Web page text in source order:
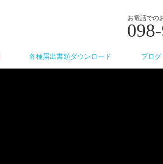
お電話での
各種届出書類ダウンロード ブログ